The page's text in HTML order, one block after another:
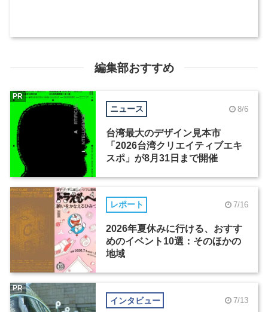
編集部おすすめ
ニュース 8/6
台湾最大のデザイン見本市
「2026台湾クリエイティブエキ
スポ」が8月31日まで開催
PR
レポート 7/16
2026年夏休みに行ける、おすす
めのイベント10選：そのほかの
地域
インタビュー 7/13
PR